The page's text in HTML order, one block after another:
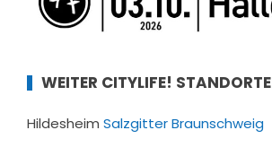
WEITER CITYLIFE! STANDORTE
Hildesheim SalzgitterBraunschweig